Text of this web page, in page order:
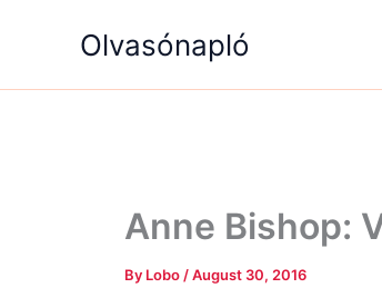
Olvasónapló
Anne Bishop:
By Lobo /August 30, 2016